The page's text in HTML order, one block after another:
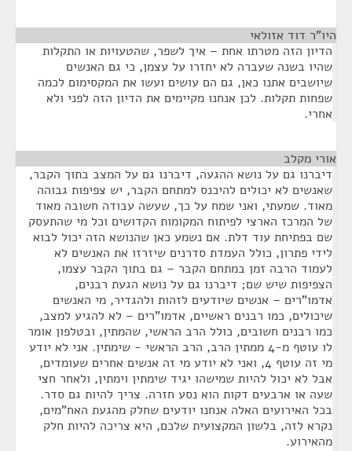
היו"ר דוד אזולאי
הדיון הזה מטרתו אחת – איך לשפר, שהטעויות או התקלות
שהיו בשנה שעברה לא יחזרו על עצמן, כי גם האנשים
שיושבים אתנו כאן, גם הם עושים ועשו את המקסימום לכמה
שפחות תקלות. לכן אנחנו מקיימים את הדיון הזה לפני ולא
אחרי.
אורי מקלב
דיברנו גם על נושא ההגעה, דיברנו גם על המצב בתוך הקבר,
שאנשים לא יכולים להיכנס למתחם הקבר, יש צפיפות גבוהה
מאוד. שמעתי, ואני שמח על כך, שעשה עבודה חשובה מאוד
של המרכז הארצי לפיתוח המקומות הקדושים וכל מי שהתעסק
שם בפתיחת עוד דלת. אם נשמע כאן שהנושא הזה יכול לבוא
לידי פתרון, כולל העמדת סדרנים שיזרזו את האנשים לא
לעמוד הרבה זמן במתחם הקבר – גם בתוך הקבר עצמו,
הצפיפות שיש שם; דיברנו גם על נושא הגעת רבנים,
אדמו"רים – אנשים שיודעים לזהות ולהגדיר, מי האנשים
שיכולים, כמו רבנים ראשיים, אדמו"רים – לא להגיע למצב,
כמו רבנים חשובים, כולל הרב הראשי, שהמתין, ובטלפון אומר
לו עוטף מ-4 ממתין הרב, הרב הראשי - שימתין. אני לא יודע
מי זה עוטף 4, ואני לא יודע מי זה אנשים אחרים שעומדים,
אבל לא יכול להיות שמישהו יגיד שימתין וימתין, ולאחר חצי
שעה או ארבעים דקות הוא נסע חזרה. צריך להיות גם סדר.
בכל האירועים האלה אנחנו יודעים שחלק מהגעת האח"מים,
נקרא לזה, בלשון המקצועית שלכם, היא צריכה להיות חלק
מהאירוע.